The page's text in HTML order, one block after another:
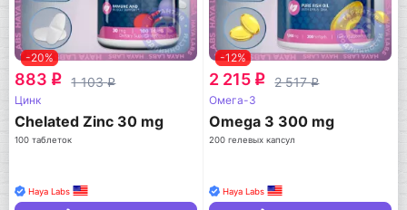
-20%
883 q 1 103q
Цинк
Chelated Zinc 30 mg
100 таблеток
Haya Labs
-12%
2 215 q 2 517q
Омега-3
Omega 3 300 mg
200 гелевых капсул
Haya Labs